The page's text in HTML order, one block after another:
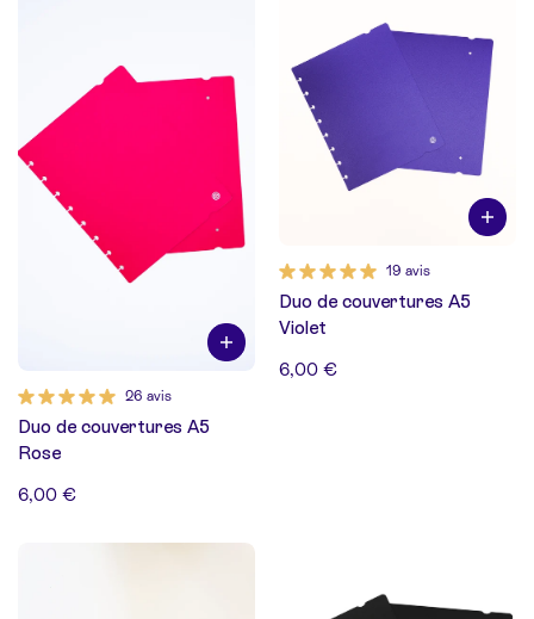
26 avis
Duo de couvertures A5
Rose
6,00 €
19 avis
Duo de couvertures A5
Violet
6,00 €